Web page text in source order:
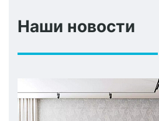
Наши новости